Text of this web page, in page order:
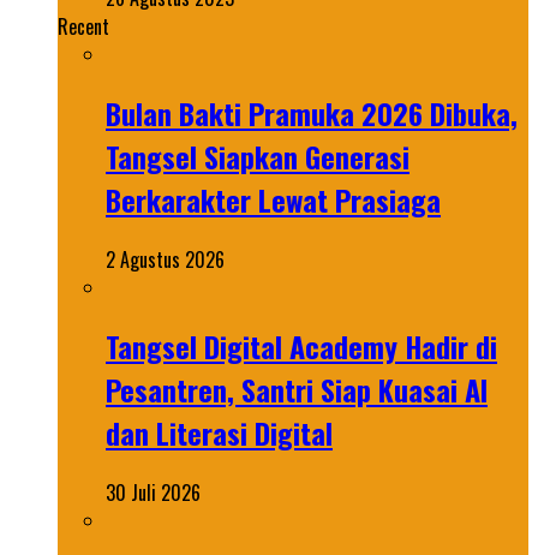
Recent
Bulan Bakti Pramuka 2026 Dibuka,
Tangsel Siapkan Generasi
Berkarakter Lewat Prasiaga
2 Agustus 2026
Tangsel Digital Academy Hadir di
Pesantren, Santri Siap Kuasai AI
dan Literasi Digital
30 Juli 2026